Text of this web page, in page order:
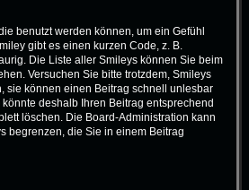
benutzt werden können, um ein Gefühl
gibt es einen kurzen Code, z. B.
Die Liste aller Smileys können Sie beim
Versuchen Sie bitte trotzdem, Smileys
sie können einen Beitrag schnell unlesbar
deshalb Ihren Beitrag entsprechend
löschen. Die Board-Administration kann
begrenzen, die Sie in einem Beitrag